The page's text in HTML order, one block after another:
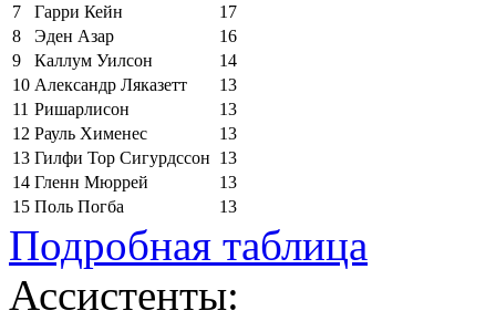
7
Гарри Кейн
17
8
Эден Азар
16
9
Каллум Уилсон
14
10 Александр Ляказетт
13
11 Ришарлисон
13
12 Рауль Хименес
13
13 Гилфи Тор Сигурдссон 13
14 Гленн Мюррей
13
15 Поль Погба 13
Подробная таблица
Ассистенты: